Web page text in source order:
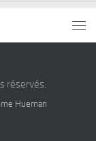
réservés.
Hueman